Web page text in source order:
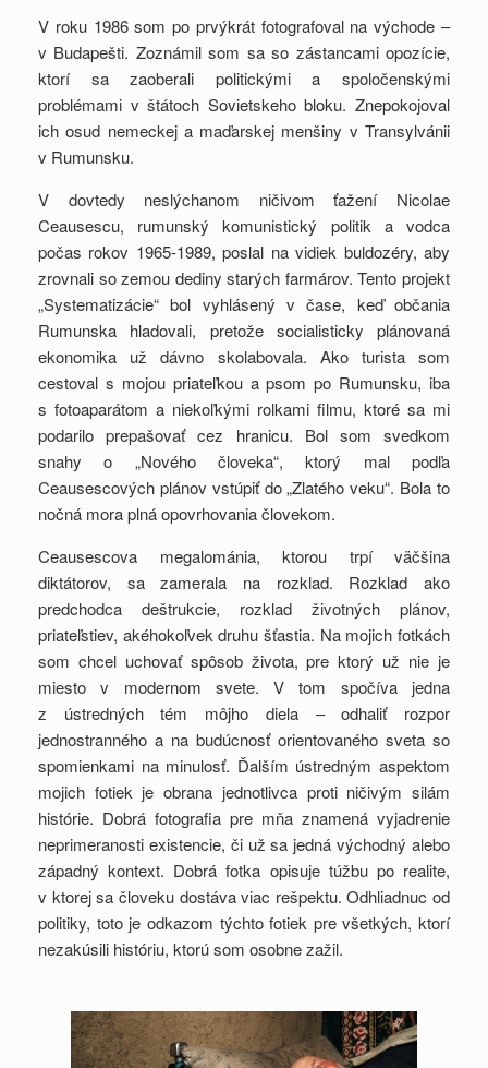
V roku 1986 som po prvýkrát fotografoval na východe –
v Budapešti. Zoznámil som sa so zástancami opozície,
ktorí sa zaoberali politickými a spoločenskými
problémami v štátoch Sovietskeho bloku. Znepokojoval
ich osud nemeckej a maďarskej menšiny v Transylvánii
v Rumunsku.
V dovtedy neslýchanom ničivom ťažení Nicolae
Ceausescu, rumunský komunistický politik a vodca
počas rokov 1965-1989, poslal na vidiek buldozéry, aby
zrovnali so zemou dediny starých farmárov. Tento projekt
„Systematizácie“ bol vyhlásený v čase, keď občania
Rumunska hladovali, pretože socialisticky plánovaná
ekonomika už dávno skolabovala. Ako turista som
cestoval s mojou priateľkou a psom po Rumunsku, iba
s fotoaparátom a niekoľkými rolkami filmu, ktoré sa mi
podarilo prepašovať cez hranicu. Bol som svedkom
snahy o „Nového človeka“, ktorý mal podľa
Ceausescových plánov vstúpiť do „Zlatého veku“. Bola to
nočná mora plná opovrhovania človekom.
Ceausescova megalománia, ktorou trpí väčšina
diktátorov, sa zamerala na rozklad. Rozklad ako
predchodca deštrukcie, rozklad životných plánov,
priateľstiev, akéhokoľvek druhu šťastia. Na mojich fotkách
som chcel uchovať spôsob života, pre ktorý už nie je
miesto v modernom svete. V tom spočíva jedna
z ústredných tém môjho diela – odhaliť rozpor
jednostranného a na budúcnosť orientovaného sveta so
spomienkami na minulosť. Ďalším ústredným aspektom
mojich fotiek je obrana jednotlivca proti ničivým silám
histórie. Dobrá fotografia pre mňa znamená vyjadrenie
neprimeranosti existencie, či už sa jedná východný alebo
západný kontext. Dobrá fotka opisuje túžbu po realite,
v ktorej sa človeku dostáva viac rešpektu. Odhliadnuc od
politiky, toto je odkazom týchto fotiek pre všetkých, ktorí
nezakúsili históriu, ktorú som osobne zažil.